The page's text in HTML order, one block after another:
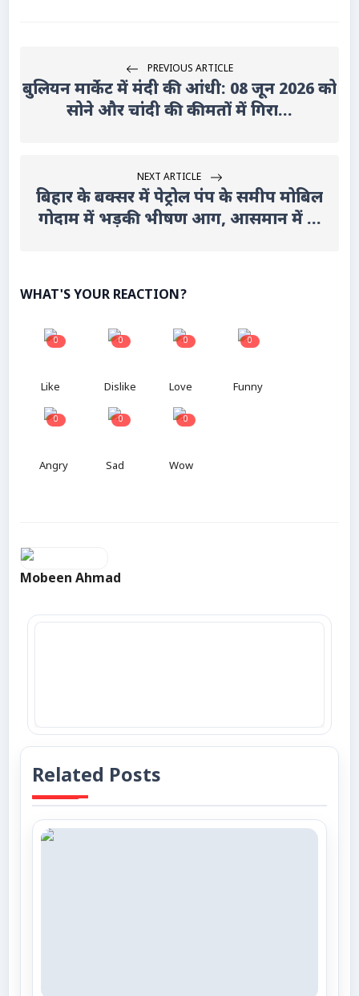
PREVIOUS ARTICLE
बुलियन मार्केट में मंदी की आंधी: 08 जून 2026 को
सोने और चांदी की कीमतों में गिरा...
NEXT ARTICLE
बिहार के बक्सर में पेट्रोल पंप के समीप मोबिल
गोदाम में भड़की भीषण आग, आसमान में ...
WHAT'S YOUR REACTION?
0
Like
0
Dislike
0
Love
0
Funny
0
Angry
0
Sad
0
Wow
Mobeen Ahmad
Related Posts